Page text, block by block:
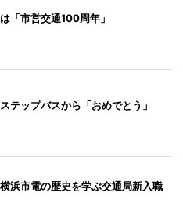
「市営交通100周年」
テップバスから「おめでとう」
浜市電の歴史を学ぶ交通局新入職